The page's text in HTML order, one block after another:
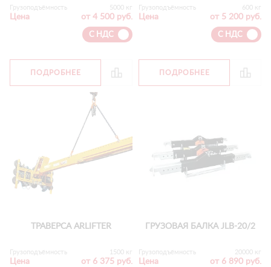
Грузоподъёмность 5000 кг
Цена от 4 500 руб.
С НДС
ПОДРОБНЕЕ
Грузоподъёмность 600 кг
Цена от 5 200 руб.
С НДС
ПОДРОБНЕЕ
ТРАВЕРСА ARLIFTER
Грузоподъёмность 1500 кг
Цена от 6 375 руб.
ГРУЗОВАЯ БАЛКА JLB-20/2
Грузоподъёмность 20000 кг
Цена от 6 890 руб.